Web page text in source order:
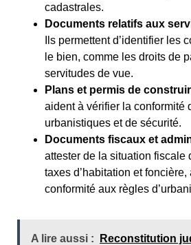
cadastrales.
Documents relatifs aux
Ils permettent d’identifier les
le bien, comme les droits de
servitudes de vue.
Plans et permis de
aident à vérifier la conformité
urbanistiques et de sécurité.
Documents fiscaux et
attester de la situation fiscale
taxes d’habitation et
conformité aux règles
A lire aussi :
Reconstitution